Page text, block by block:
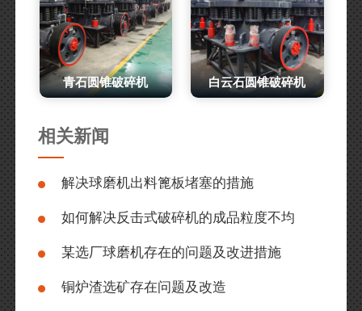
青石圆锥破碎机 白云石圆锥破碎机
相关新闻
解决球磨机出料篦板堵塞的措施
如何解决反击式破碎机的成品粒度不均
某选厂球磨机存在的问题及改进措施
铜炉渣选矿存在问题及改造